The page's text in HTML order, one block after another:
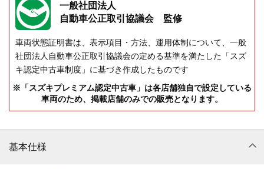
一般社団法人
自動車公正取引協議会 監修
車両状態証明書は、表示項目・方法、運用体制について、一般
社団法人自動車公正取引協議会の定める基準を満たした「スズ
キ認定中古車制度」に基づき作成したものです
※「スズキプレミアム認定中古車」は各店舗独自で設定している
車両のため、掲載店舗のみでの販売となります。
基本仕様